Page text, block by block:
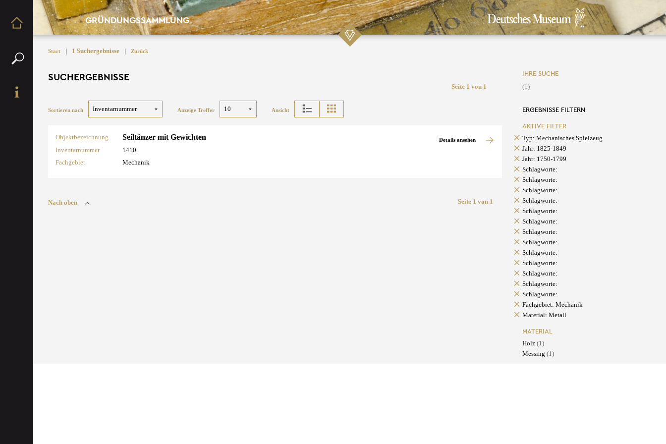
GRÜNDUNGSSAMMLUNG
Start | 1 Suchergebnisse | Zurück
SUCHERGEBNISSE
Seite 1 von 1
Sortieren nach Anzeige Treffer Ansicht
Objektbezeichnung Seiltänzer mit Gewichten
Inventarnummer
1410
Fachgebiet
Mechanik
Details ansehen
Nach oben Seite 1 von 1
IHRE SUCHE
(1)
ERGEBNISSE FILTERN
AKTIVE FILTER
Typ: Mechanisches Spielzeug
Jahr: 1825-1849
Jahr: 1750-1799
Schlagworte:
Schlagworte:
Schlagworte:
Schlagworte:
Schlagworte:
Schlagworte:
Schlagworte:
Schlagworte:
Schlagworte:
Schlagworte:
Schlagworte:
Schlagworte:
Schlagworte:
Fachgebiet: Mechanik
Material: Metall
MATERIAL
Holz (1)
Messing (1)